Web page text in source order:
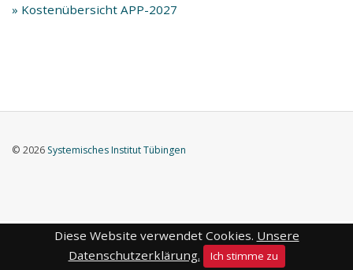
» Kostenübersicht APP-2027
© 2026 Systemisches Institut Tübingen
Diese Website verwendet Cookies. Unsere
Datenschutzerklärung.
Ich stimme zu